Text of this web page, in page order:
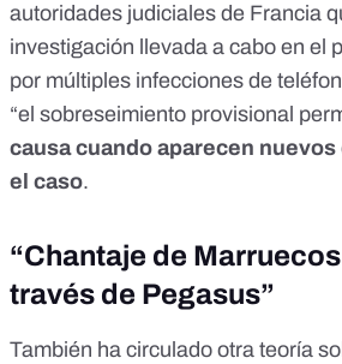
autoridades judiciales de Francia
investigación llevada a cabo en el
por múltiples infecciones de
“el sobreseimiento provisional
causa cuando aparecen nuevos
el caso.
“Chantaje de
través de Pegasus”
También ha circulado otra teoría